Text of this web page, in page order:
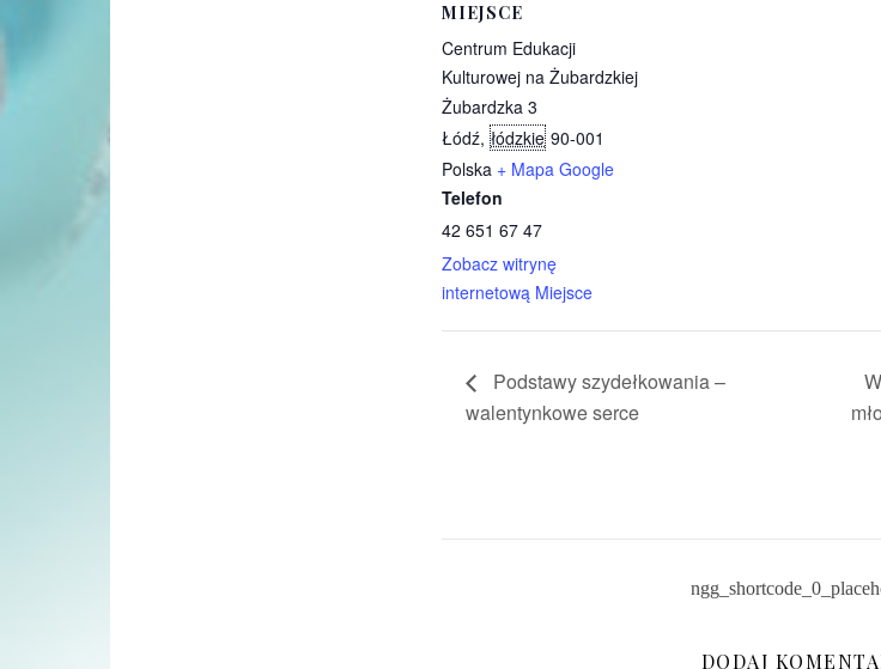
MIEJSCE
Centrum Edukacji
Kulturowej na Żubardzkiej
Żubardzka 3
Łódź, łódzkie 90-001
Polska + Mapa Google
Telefon
42 651 67 47
Zobacz witrynę
internetową Miejsce
Podstawy szydełkowania –
walentynkowe serce
DODAJ